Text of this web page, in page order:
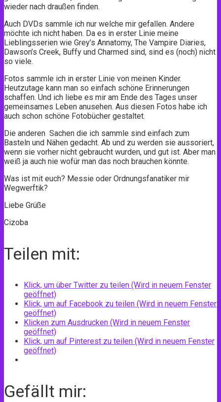
wieder nach draußen finden.
Auch DVDs sammle ich nur welche mir gefallen. Andere
möchte ich nicht haben. Da es in erster Linie meine
Lieblingsserien wie Grey’s Annatomy, The Vampire Diaries,
Dawson’s Creek, Buffy und Charmed sind, sind es (noch) nicht
so viele.
Fotos sammle ich in erster Linie von meinen Kinder.
Heutzutage kann man so einfach schöne Erinnerungen
schaffen. Und ich liebe es mir am Ende des Tages unser
gemeinsames Leben anusehen. Aus diesen Fotos habe ich
auch schon schöne Fotobücher gestaltet.
Die anderen Sachen die ich sammle sind einfach zum
Basteln und Nähen gedacht. Ab und zu werden sie aussoriert,
wenn sie vorher nicht gebraucht wurden, und gut ist. Aber man
weiß ja auch nie wofür man das noch brauchen könnte.
Was ist mit euch? Messie oder Ordnungsfanatiker mir
Wegwerftik?
Liebe Grüße
Cizoba
Teilen mit:
Klick, um über Twitter zu teilen (Wird in neuem Fenster
geöffnet)
Klick, um auf Facebook zu teilen (Wird in neuem Fenster
geöffnet)
Klicken zum Ausdrucken (Wird in neuem Fenster
geöffnet)
Klick, um auf Pinterest zu teilen (Wird in neuem Fenster
geöffnet)
Gefällt mir: